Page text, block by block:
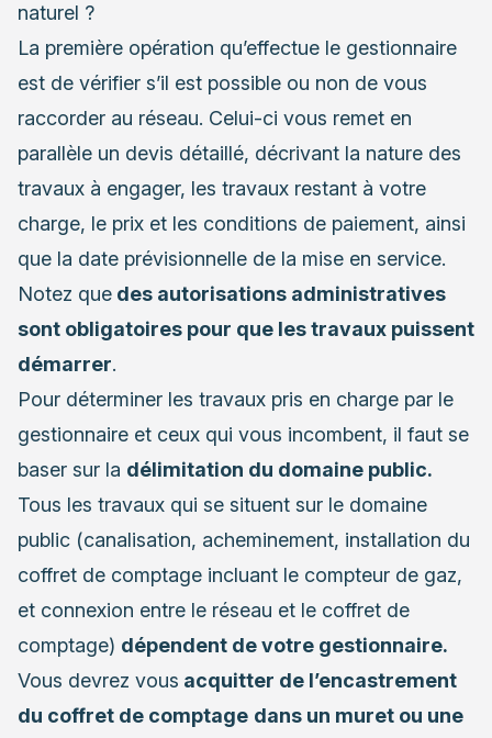
naturel ?
La première opération qu’effectue le gestionnaire
est de vérifier s’il est possible ou non de vous
raccorder au réseau. Celui-ci vous remet en
parallèle un devis détaillé, décrivant la nature des
travaux à engager, les travaux restant à votre
charge, le prix et les conditions de paiement, ainsi
que la date prévisionnelle de la mise en service.
Notez que des autorisations administratives
sont obligatoires pour que les travaux puissent
démarrer.
Pour déterminer les travaux pris en charge par le
gestionnaire et ceux qui vous incombent, il faut se
baser sur la délimitation du domaine public.
Tous les travaux qui se situent sur le domaine
public (canalisation, acheminement, installation du
coffret de comptage incluant le compteur de gaz,
et connexion entre le réseau et le coffret de
comptage) dépendent de votre gestionnaire.
Vous devrez vous acquitter de l’encastrement
du coffret de comptage dans un muret ou une